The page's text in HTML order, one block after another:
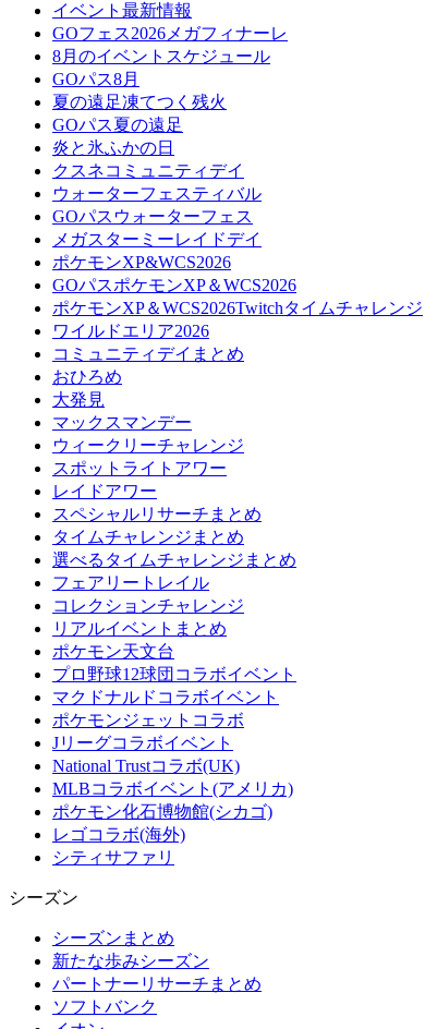
イベント最新情報
GOフェス2026メガフィナーレ
8月のイベントスケジュール
GOパス8月
夏の遠足凍てつく残火
GOパス夏の遠足
炎と氷ふかの日
クスネコミュニティデイ
ウォーターフェスティバル
GOパスウォーターフェス
メガスターミーレイドデイ
ポケモンXP&WCS2026
GOパスポケモンXP＆WCS2026
ポケモンXP＆WCS2026Twitchタイムチャレンジ
ワイルドエリア2026
コミュニティデイまとめ
おひろめ
大発見
マックスマンデー
ウィークリーチャレンジ
スポットライトアワー
レイドアワー
スペシャルリサーチまとめ
タイムチャレンジまとめ
選べるタイムチャレンジまとめ
フェアリートレイル
コレクションチャレンジ
リアルイベントまとめ
ポケモン天文台
プロ野球12球団コラボイベント
マクドナルドコラボイベント
ポケモンジェットコラボ
Jリーグコラボイベント
National Trustコラボ(UK)
MLBコラボイベント(アメリカ)
ポケモン化石博物館(シカゴ)
レゴコラボ(海外)
シティサファリ
シーズン
シーズンまとめ
新たな歩みシーズン
パートナーリサーチまとめ
ソフトバンク